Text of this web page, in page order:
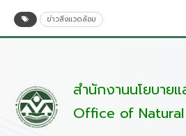
ข่าวสิ่งแวดล้อม
สำนักงานนโยบาย
Office of Natural